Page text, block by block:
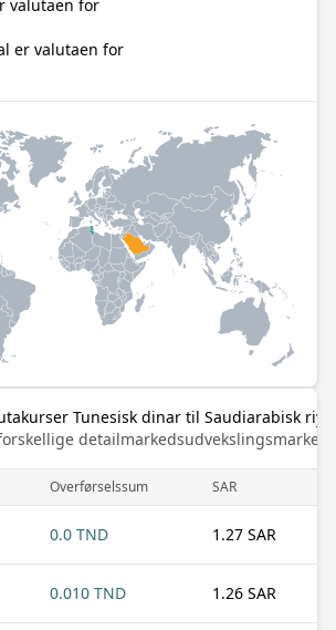
valutaen for
er valutaen for
Tunesisk dinar til Saudiarabisk riyal
Overførselssum SAR
0.0 TND 1.27 SAR
0.010 TND 1.26 SAR